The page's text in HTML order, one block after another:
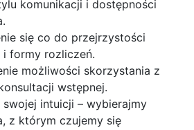
komunikacji i dostępności
się co do przejrzystości
formy rozliczeń.
możliwości skorzystania z
wstępnej.
swojej intuicji – wybierajmy
z którym czujemy się